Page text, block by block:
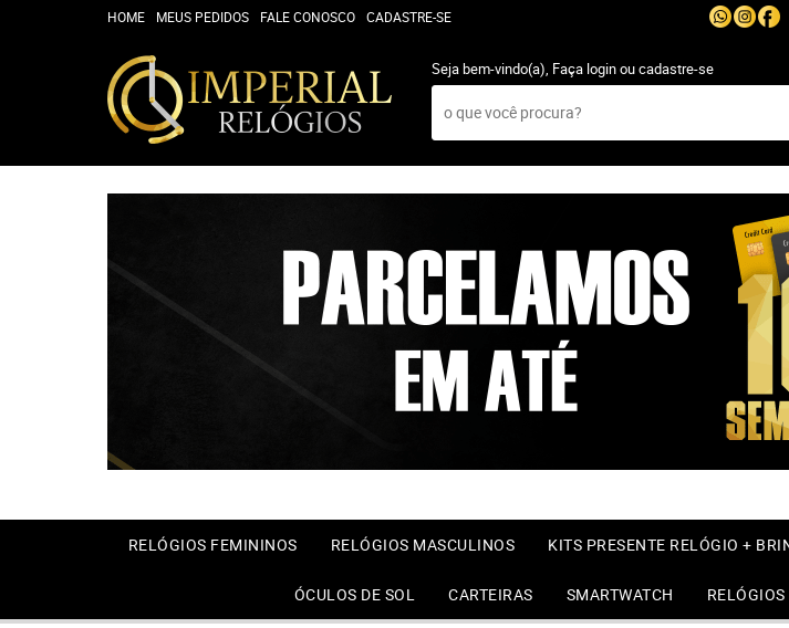
HOME MEUS PEDIDOS FALE CONOSCO CADASTRE-SE
Seja bem-vindo(a), Faça loginoucadastre-se
RELÓGIOS FEMININOS RELÓGIOS MASCULINOS KITS PRESENTE RELÓGIO +
ÓCULOS DE SOL CARTEIRAS SMARTWATCH